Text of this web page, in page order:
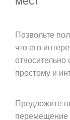
Позвольте
что его
простому и
Предложите
перемещение